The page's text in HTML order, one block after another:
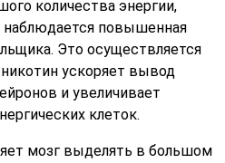
количества энергии,
наблюдается повышенная
Это осуществляется
никотин ускоряет вывод
и увеличивает
клеток.
мозг выделять в большом